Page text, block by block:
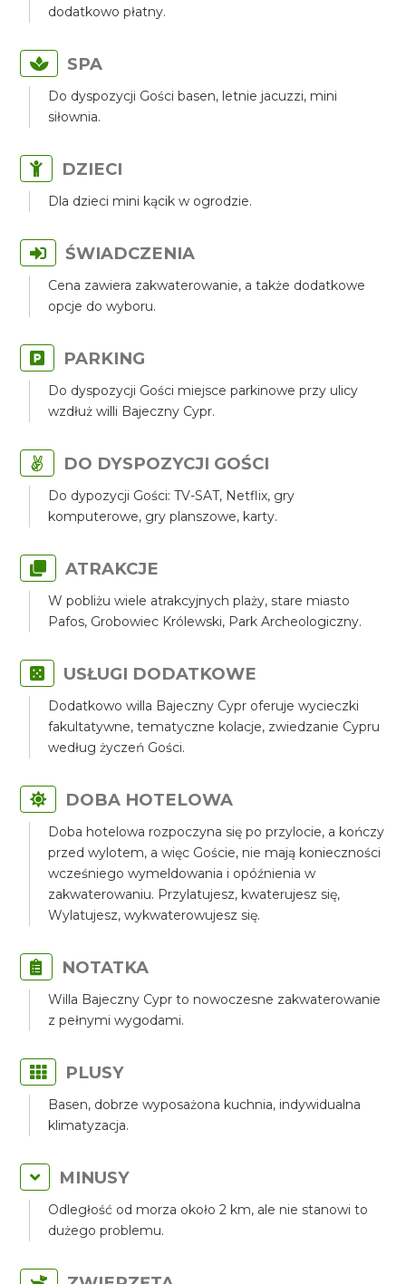
dodatkowo płatny.
SPA
Do dyspozycji Gości basen, letnie jacuzzi, mini
siłownia.
DZIECI
Dla dzieci mini kącik w ogrodzie.
ŚWIADCZENIA
Cena zawiera zakwaterowanie, a także dodatkowe
opcje do wyboru.
PARKING
Do dyspozycji Gości miejsce parkinowe przy ulicy
wzdłuż willi Bajeczny Cypr.
DO DYSPOZYCJI GOŚCI
Do dypozycji Gości: TV-SAT, Netflix, gry
komputerowe, gry planszowe, karty.
ATRAKCJE
W pobliżu wiele atrakcyjnych plaży, stare miasto
Pafos, Grobowiec Królewski, Park Archeologiczny.
USŁUGI DODATKOWE
Dodatkowo willa Bajeczny Cypr oferuje wycieczki
fakultatywne, tematyczne kolacje, zwiedzanie Cypru
według życzeń Gości.
DOBA HOTELOWA
Doba hotelowa rozpoczyna się po przylocie, a kończy
przed wylotem, a więc Goście, nie mają konieczności
wcześniego wymeldowania i opóźnienia w
zakwaterowaniu. Przylatujesz, kwaterujesz się,
Wylatujesz, wykwaterowujesz się.
NOTATKA
Willa Bajeczny Cypr to nowoczesne zakwaterowanie
z pełnymi wygodami.
PLUSY
Basen, dobrze wyposażona kuchnia, indywidualna
klimatyzacja.
MINUSY
Odległość od morza około 2 km, ale nie stanowi to
dużego problemu.